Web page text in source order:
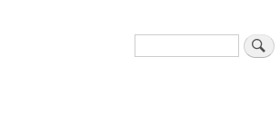
Zoeken